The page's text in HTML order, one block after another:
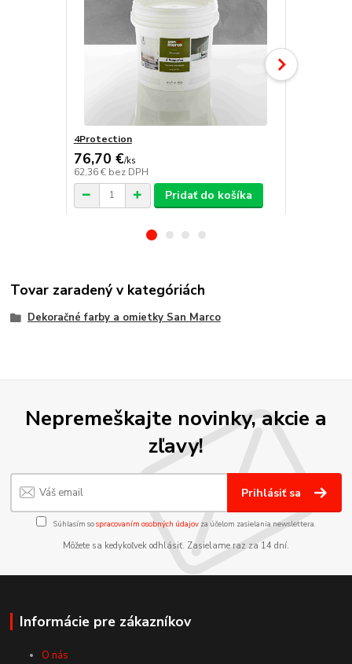
4Protection
76,70 €/ks
62,36 € bez DPH
Pridať do košíka
Tovar zaradený v kategóriách
Dekoračné farby a omietky San Marco
Nepremeškajte novinky, akcie a
zľavy!
Prihlásiť sa
Súhlasím sospracovaním osobných údajov za účelom zasielania newslettera.
Môžete sa kedykoľvek odhlásiť. Zasielame raz za 14 dní.
Informácie pre zákazníkov
O nás